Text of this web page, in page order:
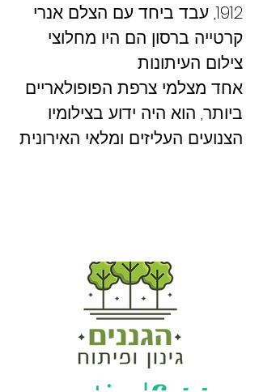
1912, עבד ביחד עם הצלם אנרי
קרטייה ברסון הם היו מחלוצי
צילום העיתונות
אחד מצלמי צרפת הפופולאריים
ביותר, הוא היה ידוע בצילומיו
הצנועים העליזים ומלאי האירונית